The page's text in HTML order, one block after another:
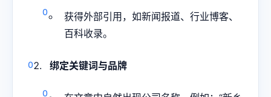
获得外部引用，如新闻报道、行业博客、
百科收录。
绑定关键词与品牌